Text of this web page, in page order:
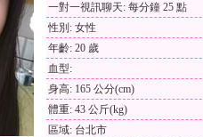
一對一視訊聊天: 每分鐘 25 點
性別: 女性
年齡: 20 歲
血型:
身高: 165 公分(cm)
體重: 43 公斤(kg)
區域: 台北市